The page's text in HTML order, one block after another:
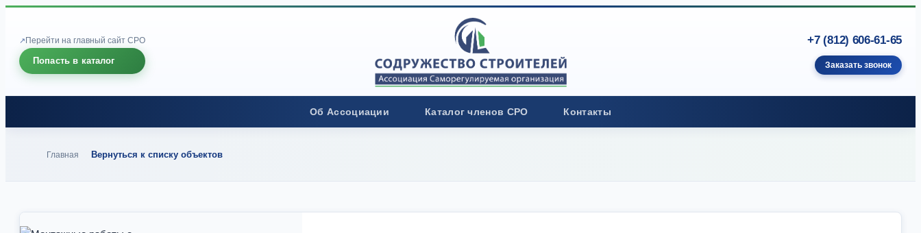
Перейти на главный сайт СРО
Попасть в каталог
+7 (812) 606-61-65
Заказать звонок
Об Ассоциации Каталог членов СРО Контакты
Главная Вернуться к списку объектов